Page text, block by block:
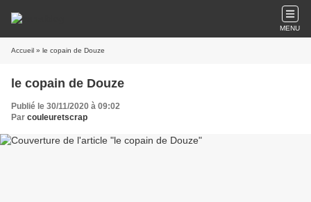
MENU
Accueil » le copain de Douze
le copain de Douze
Publié le 30/11/2020 à 09:02
Par couleuretscrap